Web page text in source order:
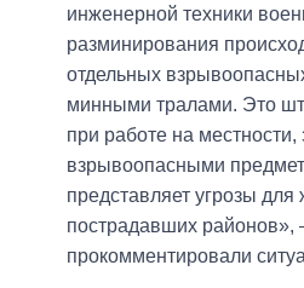
инженерной техники
разминирования
отдельных
минными тралами. Это
при работе на местности,
взрывоопасными
представляет угрозы для
пострадавших районов»,
прокомментировали